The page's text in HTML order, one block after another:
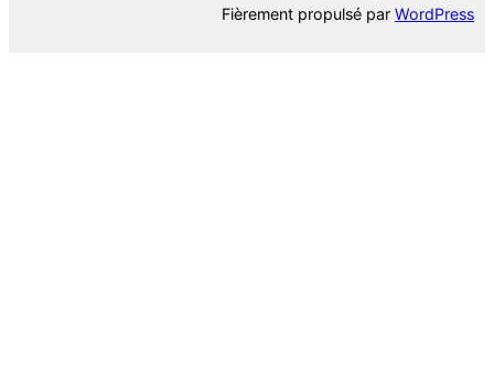
Fièrement propulsé par WordPress